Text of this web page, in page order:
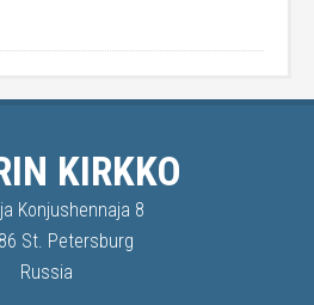
KIRKKO
Konjushennaja 8
St. Petersburg
Russia